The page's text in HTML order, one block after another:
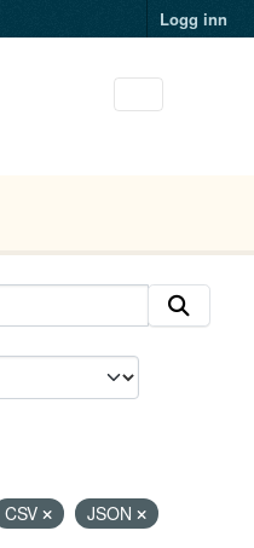
Logg inn
CSV
JSON